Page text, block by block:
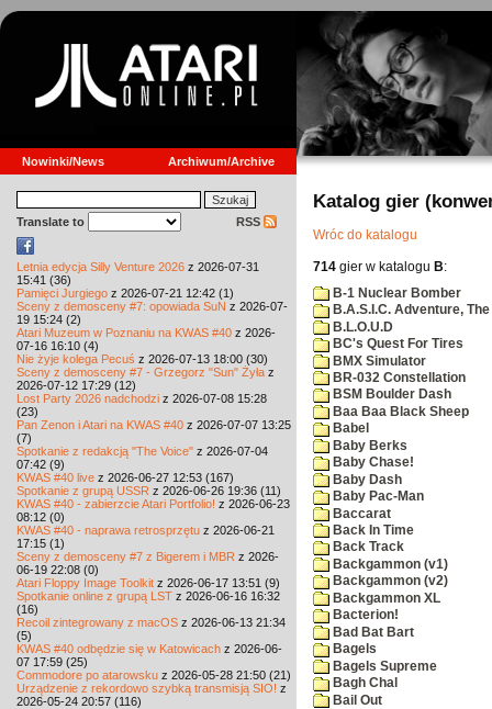
Nowinki/News Archiwum/Archive
Translate to RSS
Letnia edycja Silly Venture 2026 z 2026-07-31
15:41 (36)
Pamięci Jurgiego z 2026-07-21 12:42 (1)
Sceny z demosceny #7: opowiada SuN z 2026-07-
19 15:24 (2)
Atari Muzeum w Poznaniu na KWAS #40 z 2026-
07-16 16:10 (4)
Nie żyje kolega Pecuś z 2026-07-13 18:00 (30)
Sceny z demosceny #7 - Grzegorz "Sun" Żyła z
2026-07-12 17:29 (12)
Lost Party 2026 nadchodzi z 2026-07-08 15:28
(23)
Pan Zenon i Atari na KWAS #40 z 2026-07-07 13:25
(7)
Spotkanie z redakcją "The Voice" z 2026-07-04
07:42 (9)
KWAS #40 live z 2026-06-27 12:53 (167)
Spotkanie z grupą USSR z 2026-06-26 19:36 (11)
KWAS #40 - zabierzcie Atari Portfolio! z 2026-06-23
08:12 (0)
KWAS #40 - naprawa retrosprzętu z 2026-06-21
17:15 (1)
Sceny z demosceny #7 z Bigerem i MBR z 2026-
06-19 22:08 (0)
Atari Floppy Image Toolkit z 2026-06-17 13:51 (9)
Spotkanie online z grupą LST z 2026-06-16 16:32
(16)
Recoil zintegrowany z macOS z 2026-06-13 21:34
(5)
KWAS #40 odbędzie się w Katowicach z 2026-06-
07 17:59 (25)
Commodore po atarowsku z 2026-05-28 21:50 (21)
Urządzenie z rekordowo szybką transmisją SIO! z
2026-05-24 20:57 (116)
Katalog gier
Wróc do katalogu
714 gier w katalogu B:
B-1 Nuclear Bomber
B.A.S.I.C. Adventure, The
B.L.O.U.D
BC's Quest For Tires
BMX Simulator
BR-032 Constellation
BSM Boulder Dash
Baa Baa Black Sheep
Babel
Baby Berks
Baby Chase!
Baby Dash
Baby Pac-Man
Baccarat
Back In Time
Back Track
Backgammon (v1)
Backgammon (v2)
Backgammon XL
Bacterion!
Bad Bat Bart
Bagels
Bagels Supreme
Bagh Chal
Bail Out